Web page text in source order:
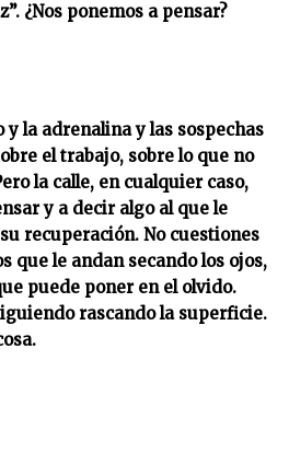
¿Nos ponemos a pensar?
y la adrenalina y las sospechas
el trabajo, sobre lo que no
la calle, en cualquier caso,
y a decir algo al que le
recuperación. No cuestiones
que le andan secando los ojos,
puede poner en el olvido.
rascando la superficie.